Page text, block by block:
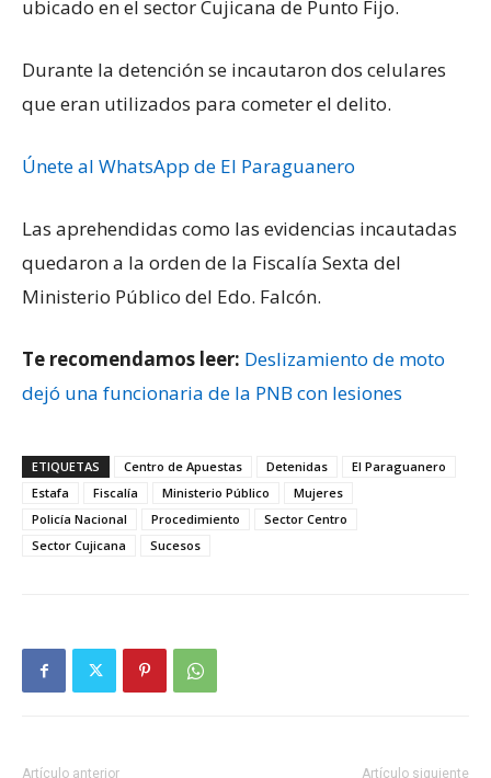
ubicado en el sector Cujicana de Punto Fijo.
Durante la detención se incautaron dos celulares
que eran utilizados para cometer el delito.
Únete al WhatsApp de El Paraguanero
Las aprehendidas como las evidencias incautadas
quedaron a la orden de la Fiscalía Sexta del
Ministerio Público del Edo. Falcón.
Te recomendamos leer: Deslizamiento de moto
dejó una funcionaria de la PNB con lesiones
ETIQUETAS Centro de Apuestas Detenidas
El Paraguanero
Estafa
Fiscalía Ministerio Público
Mujeres
Policía Nacional
Procedimiento
Sector Centro
Sector Cujicana
Sucesos
Artículo anterior Artículo siguiente